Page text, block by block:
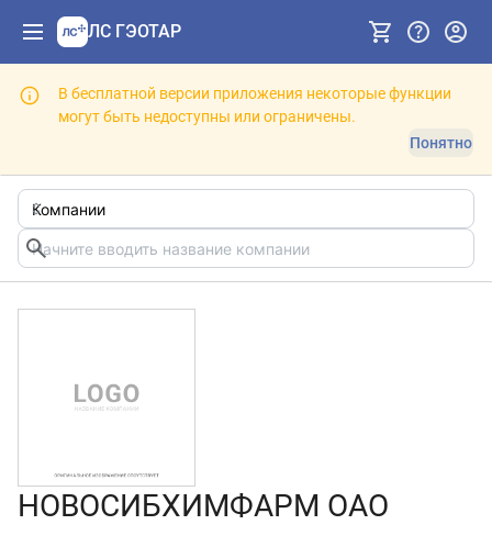
ЛС ГЭОТАР
В бесплатной версии приложения некоторые функции
могут быть недоступны или ограничены.
Понятно
НОВОСИБХИМФАРМ ОАО